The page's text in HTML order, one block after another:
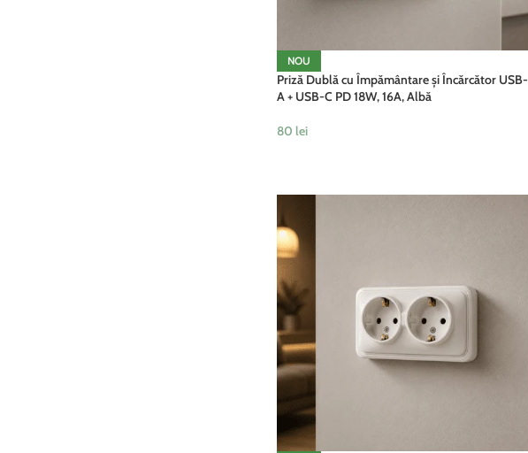
NOU
Priză Dublă cu Împământare și Încărcător USB-
A + USB-C PD 18W, 16A, Albă
80 lei